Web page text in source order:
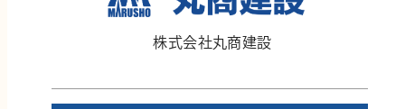
株式会社丸商建設